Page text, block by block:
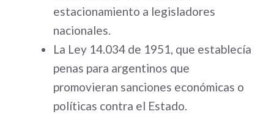
estacionamiento a legisladores
nacionales.
La Ley 14.034 de 1951, que establecía
penas para argentinos que
promovieran sanciones económicas o
políticas contra el Estado.